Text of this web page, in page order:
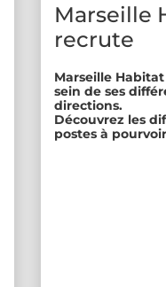
Marseille
recrute
Marseille
sein de ses
directions.
Découvrez les
postes à